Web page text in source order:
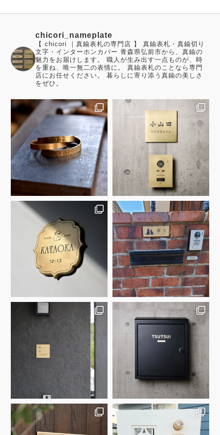
chicori_nameplate
【 chicori ｜真鍮表札の専門店 】 真鍮表札・真鍮切り
文字・インターホンカバー 青森県弘前市から、真鍮の
魅力をお届けします。 職人が生み出す一点ものが、時
を重ね、唯一無二の表情に。 真鍮表札のことなら専門
店にお任せください。 暮らしに寄り添う真鍮の美しさ
をぜひ。